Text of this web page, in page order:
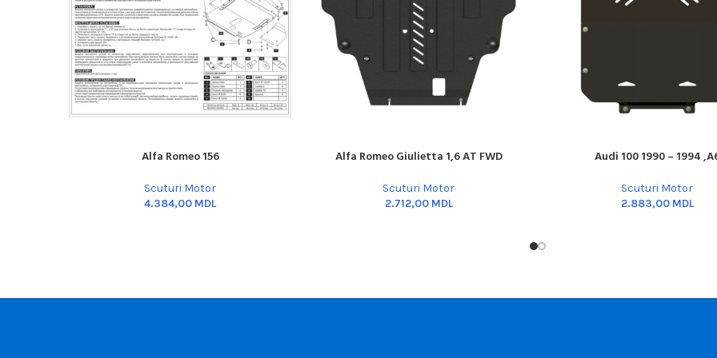
Alfa Romeo 156
Scuturi Motor
MDL
ADD TO CART
Alfa Romeo Giulietta 1,6 AT FWD
Scuturi Motor
MDL
ADD TO CARTAudi 100 1990 – 1994
Scuturi Motor
MDL